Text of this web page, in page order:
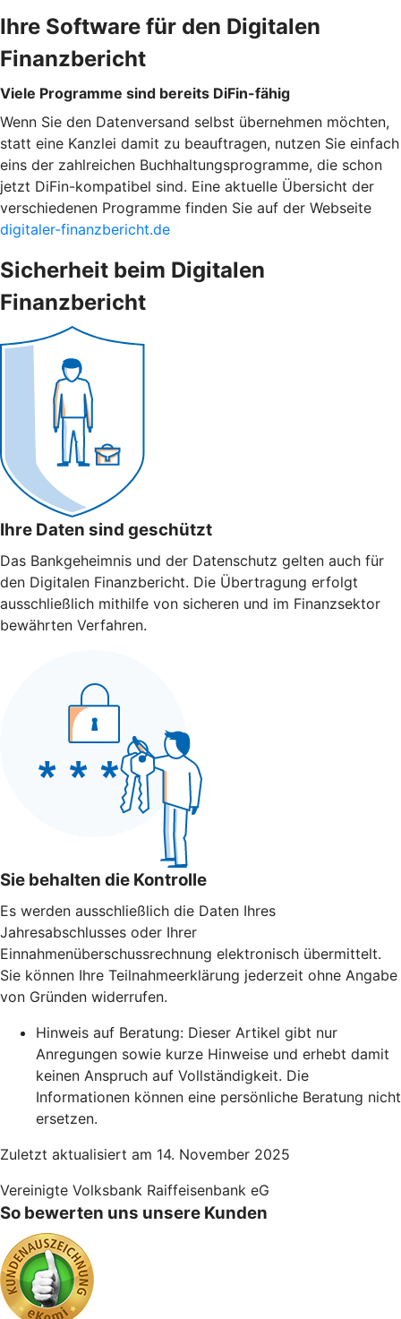
Ihre Software für den Digitalen
Finanzbericht
Viele Programme sind bereits DiFin-fähig
Wenn Sie den Datenversand selbst übernehmen möchten,
statt eine Kanzlei damit zu beauftragen, nutzen Sie einfach
eins der zahlreichen Buchhaltungsprogramme, die schon
jetzt DiFin-kompatibel sind. Eine aktuelle Übersicht der
verschiedenen Programme finden Sie auf der Webseite
digitaler-finanzbericht.de
Sicherheit beim Digitalen
Finanzbericht
Ihre Daten sind geschützt
Das Bankgeheimnis und der Datenschutz gelten auch für
den Digitalen Finanzbericht. Die Übertragung erfolgt
ausschließlich mithilfe von sicheren und im Finanzsektor
bewährten Verfahren.
Sie behalten die Kontrolle
Es werden ausschließlich die Daten Ihres
Jahresabschlusses oder Ihrer
Einnahmenüberschussrechnung elektronisch übermittelt.
Sie können Ihre Teilnahmeerklärung jederzeit ohne Angabe
von Gründen widerrufen.
Hinweis auf Beratung: Dieser Artikel gibt nur
Anregungen sowie kurze Hinweise und erhebt damit
keinen Anspruch auf Vollständigkeit. Die
Informationen können eine persönliche Beratung nicht
ersetzen.
Zuletzt aktualisiert am 14. November 2025
Vereinigte Volksbank Raiffeisenbank eG
So bewerten uns unsere Kunden